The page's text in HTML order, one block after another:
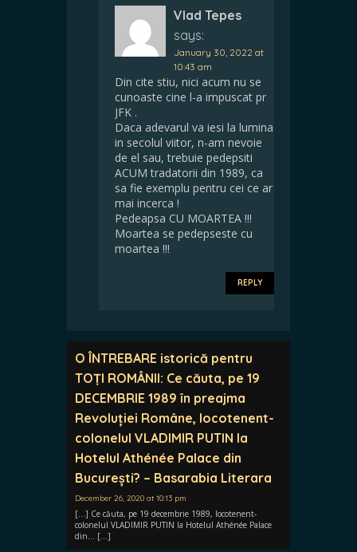
Vlad Tepes
says:
January 30, 2022 at
10:43 am
Din cite stiu, nici acum nu se
cunoaste cine l-a impuscat pr
JFK .
Daca adevarul va iesi la lumina
in secolul viitor, n-am nevoie
de el sau, trebuie pedepsiti
ACUM tradatorii din 1989, ca
sa fie exemplu pentru cei ce ar
mai incerca !
Pedeapsa CU MOARTEA !!!
Moartea se pedepseste cu
moartea !!!
REPLY
O ÎNTREBARE istorică pentru
TOȚI ROMÂNII: Ce căuta, pe 19
DECEMBRIE 1989 în preajma
Revoluției Române, locotenent-
colonelul VLADIMIR PUTIN la
Hotelul Athénée Palace din
București? – Basarabia Literara
December 26, 2020 at 10:13 pm
[…] Ce căuta, pe 19 decembrie 1989, locotenent-
colonelul VLADIMIR PUTIN la Hotelul Athénée Palace
din… […]